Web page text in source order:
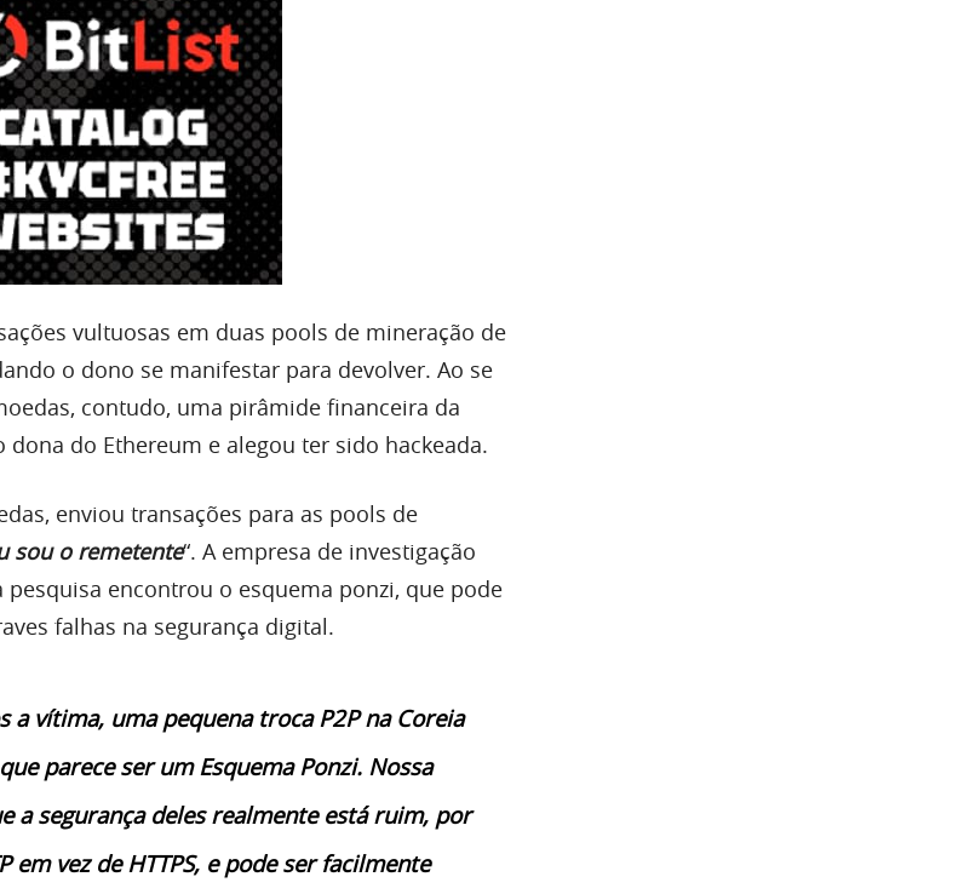
vultuosas em duas pools de mineração de
o dono se manifestar para devolver. Ao se
contudo, uma pirâmide financeira da
dona do Ethereum e alegou ter sido hackeada.
enviou transações para as pools de
sou o remetente“. A empresa de investigação
pesquisa encontrou o esquema ponzi, que pode
falhas na segurança digital.
a vítima, uma pequena troca P2P na Coreia
parece ser um Esquema Ponzi. Nossa
a segurança deles realmente está ruim, por
em vez de HTTPS, e pode ser facilmente